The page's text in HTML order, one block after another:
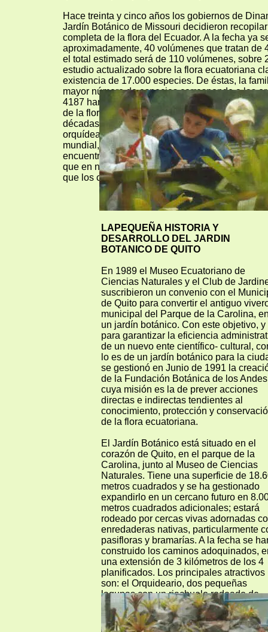
Hace treinta y cinco años los gobiernos de
Jardín Botánico de Missouri decidieron
completa de la flora del Ecuador. A la fecha ya
aproximadamente, 40 volúmenes que tratan de
el total estimado será de 110 volúmenes, sobre
estudio actualizado sobre la flora ecuatoriana
existencia de 17.000 especies. De éstas, la
mayor número de especies corresponde a las
4187 han sido clasificadas hasta la fecha,
de la flora nativa ecuatoriana. Esto se debe a
décadas más especialistas se han dedicado a
orquídeas y muchos menos a las otras familias
mundial, una de cada 10 especies de plantas
encuentra en la naturaleza es una orquídea, lo
que en nuestro territorio existirían más de
que los científicos hasta la fecha solo han
LAPEQUEÑA HISTORIA Y
DESARROLLO DEL JARDIN
BOTANICO DE QUITO
En 1989 el Museo Ecuatoriano de
Ciencias Naturales y el Club de
suscribieron un convenio con el
de Quito para convertir el antiguo
municipal del Parque de la Carolina,
un jardín botánico. Con este objetivo, y
para garantizar la eficiencia
de un nuevo ente científico- cultural,
lo es de un jardín botánico para la
se gestionó en Junio de 1991 la
de la Fundación Botánica de los
cuya misión es la de prever acciones
directas e indirectas tendientes al
conocimiento, protección y
de la flora ecuatoriana.
El Jardín Botánico está situado en el
corazón de Quito, en el parque de la
Carolina, junto al Museo de Ciencias
Naturales. Tiene una superficie de
metros cuadrados y se ha gestionado
expandirlo en un cercano futuro en
metros cuadrados adicionales; estará
rodeado por cercas vivas adornadas
enredaderas nativas, particularmente
pasifloras y bramarías. A la fecha se
construido los caminos adoquinados,
una extensión de 3 kilómetros de los 4
planificados. Los principales atractivos
son: el Orquideario, dos pequeñas
lagunas con un riachuelo rodeado de
plantas acuáticas y de pantano, y los
sectores destinados a diferentes
categorías de plantas.